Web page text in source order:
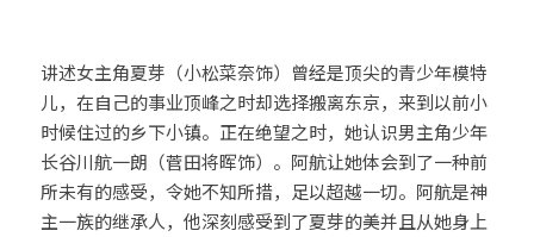
讲述女主角夏芽（小松菜奈饰）曾经是顶尖的青少年模特
儿，在自己的事业顶峰之时却选择搬离东京，来到以前小
时候住过的乡下小镇。正在绝望之时，她认识男主角少年
长谷川航一朗（菅田将晖饰）。阿航让她体会到了一种前
所未有的感受，令她不知所措，足以超越一切。阿航是神
主一族的继承人，他深刻感受到了夏芽的美并且从她身上